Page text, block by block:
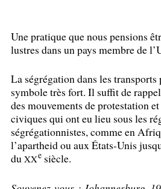
Une pratique que nous pensions
lustres dans un pays membre de
La ségrégation dans les transports
symbole très fort. Il suffit de
des mouvements de protestation
civiques qui ont eu lieu sous les
ségrégationnistes, comme en
l’apartheid ou aux États-Unis
du XXe siècle.